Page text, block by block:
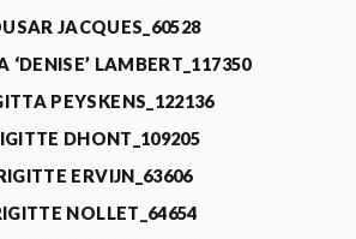
JACQUES_60528
‘DENISE’ LAMBERT_117350
PEYSKENS_122136
DHONT_109205
ERVIJN_63606
NOLLET_64654